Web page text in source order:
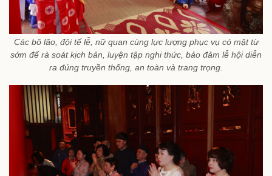
Các bô lão, đội tế lễ, nữ quan cùng lực lượng phục vụ có mặt từ
sớm để rà soát kịch bản, luyện tập nghi thức, bảo đảm lễ hội diễn
ra đúng truyền thống, an toàn và trang trọng.